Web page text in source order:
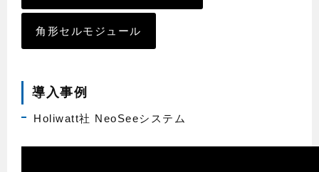
角形セルモジュール
導入事例
Holiwatt社 NeoSeeシステム